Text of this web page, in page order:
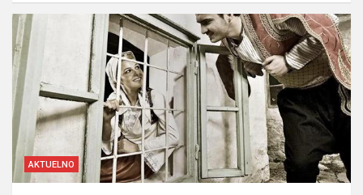
AKTUELNO